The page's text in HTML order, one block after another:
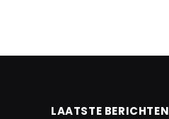
LAATSTE BERICHTEN